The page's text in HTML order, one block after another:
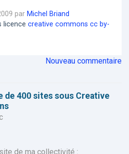
par Michel Briand
licence creative commons cc by-
Nouveau commentaire
de 400 sites sous Creative
de ma collectivité :